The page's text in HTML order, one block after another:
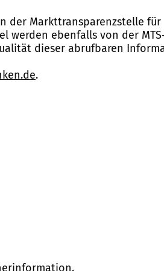
der Markttransparenzstelle für
werden ebenfalls von der
dieser abrufbaren
.